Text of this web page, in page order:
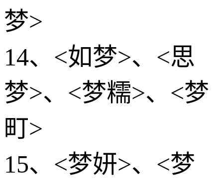
梦>
14、<如梦>、<思
梦>、<梦糯>、<梦
町>
15、<梦妍>、<梦